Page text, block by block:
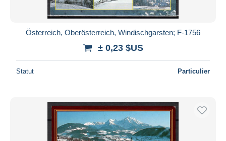
Österreich, Oberösterreich, Windischgarsten; F-1756
± 0,23 $US
Statut Particulier